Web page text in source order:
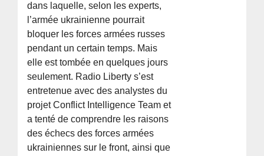
dans laquelle, selon les experts,
l’armée ukrainienne pourrait
bloquer les forces armées russes
pendant un certain temps. Mais
elle est tombée en quelques jours
seulement. Radio Liberty s’est
entretenue avec des analystes du
projet Conflict Intelligence Team et
a tenté de comprendre les raisons
des échecs des forces armées
ukrainiennes sur le front, ainsi que